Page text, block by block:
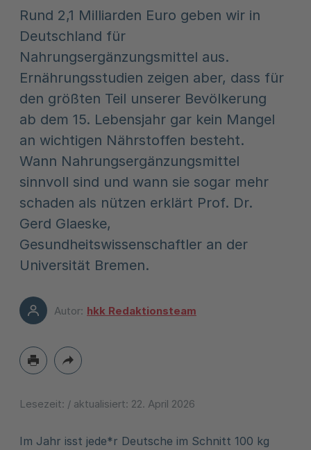
Rund 2,1 Milliarden Euro geben wir in
Deutschland für
Nahrungsergänzungsmittel aus.
Ernährungsstudien zeigen aber, dass für
den größten Teil unserer Bevölkerung
ab dem 15. Lebensjahr gar kein Mangel
an wichtigen Nährstoffen besteht.
Wann Nahrungsergänzungsmittel
sinnvoll sind und wann sie sogar mehr
schaden als nützen erklärt Prof. Dr.
Gerd Glaeske,
Gesundheitswissenschaftler an der
Universität Bremen.
Autor: hkk Redaktionsteam
Lesezeit: / aktualisiert: 22. April 2026
Im Jahr isst jede*r Deutsche im Schnitt 100 kg